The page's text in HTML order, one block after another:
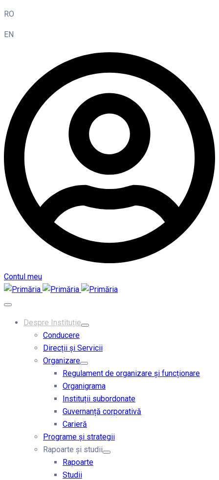
RO
EN
Contul meu
Despre Instituție
Conducere
Direcții și Servicii
Organizare
Regulament de organizare și funcționare
Organigrama
Instituții subordonate
Guvernanță corporativă
Carieră
Programe și strategii
Rapoarte și studii
Rapoarte
Studii